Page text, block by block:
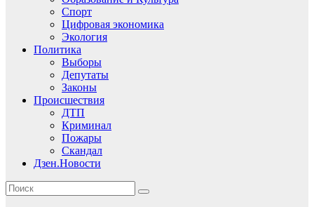
Спорт
Цифровая экономика
Экология
Политика
Выборы
Депутаты
Законы
Происшествия
ДТП
Криминал
Пожары
Скандал
Дзен.Новости